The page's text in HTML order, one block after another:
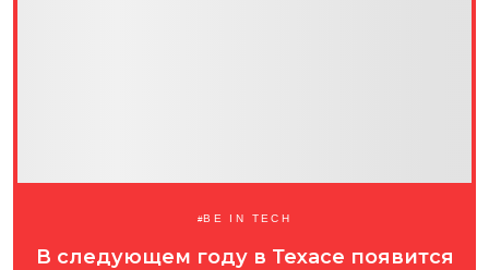
BE IN TECH
В следующем году в Техасе появится